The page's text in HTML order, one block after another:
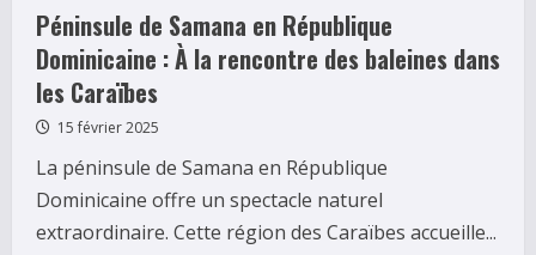
l’ame
du
lieu
Péninsule de Samana en République
Dominicaine : À la rencontre des baleines dans
les Caraïbes
15 février 2025
La péninsule de Samana en République
Dominicaine offre un spectacle naturel
extraordinaire. Cette région des Caraïbes accueille...